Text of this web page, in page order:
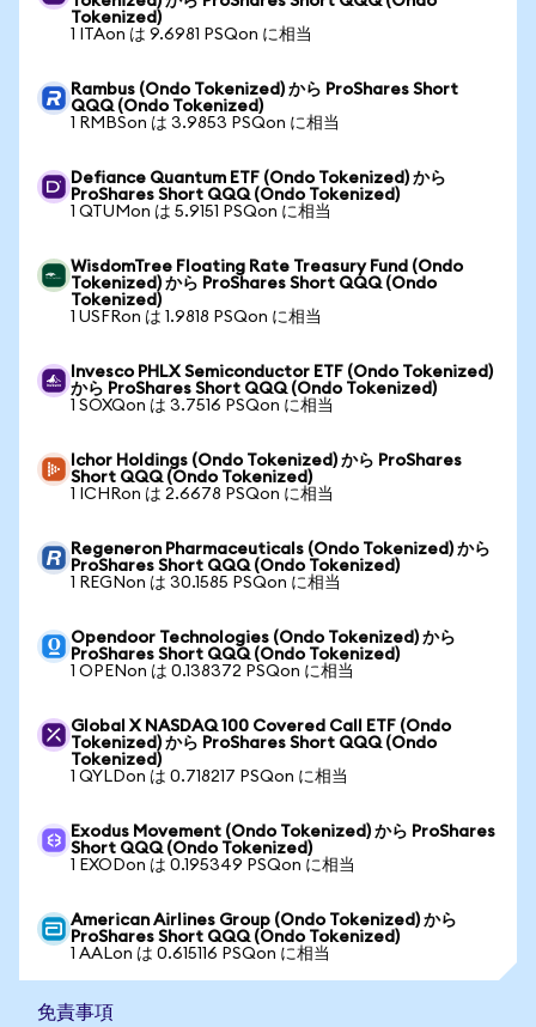
Tokenized)
1 ITAon は 9.6981 PSQon に相当
Rambus (Ondo Tokenized) から ProShares Short
QQQ (Ondo Tokenized)
1 RMBSon は 3.9853 PSQon に相当
Defiance Quantum ETF (Ondo Tokenized) から
ProShares Short QQQ (Ondo Tokenized)
1 QTUMon は 5.9151 PSQon に相当
WisdomTree Floating Rate Treasury Fund (Ondo
Tokenized) から ProShares Short QQQ (Ondo
Tokenized)
1 USFRon は 1.9818 PSQon に相当
Invesco PHLX Semiconductor ETF (Ondo Tokenized)
から ProShares Short QQQ (Ondo Tokenized)
1 SOXQon は 3.7516 PSQon に相当
Ichor Holdings (Ondo Tokenized) から ProShares
Short QQQ (Ondo Tokenized)
1 ICHRon は 2.6678 PSQon に相当
Regeneron Pharmaceuticals (Ondo Tokenized) から
ProShares Short QQQ (Ondo Tokenized)
1 REGNon は 30.1585 PSQon に相当
Opendoor Technologies (Ondo Tokenized) から
ProShares Short QQQ (Ondo Tokenized)
1 OPENon は 0.138372 PSQon に相当
Global X NASDAQ 100 Covered Call ETF (Ondo
Tokenized) から ProShares Short QQQ (Ondo
Tokenized)
1 QYLDon は 0.718217 PSQon に相当
Exodus Movement (Ondo Tokenized) から ProShares
Short QQQ (Ondo Tokenized)
1 EXODon は 0.195349 PSQon に相当
American Airlines Group (Ondo Tokenized) から
ProShares Short QQQ (Ondo Tokenized)
1 AALon は 0.615116 PSQon に相当
免責事項